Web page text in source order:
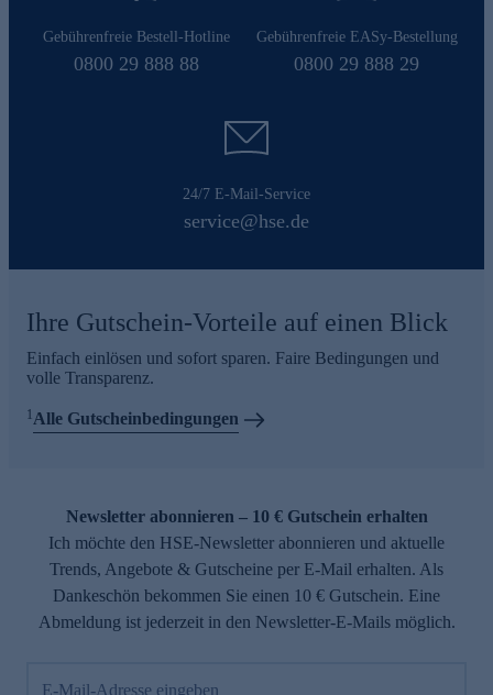
Gebührenfreie Bestell-Hotline
0800 29 888 88
Gebührenfreie EASy-Bestellung
0800 29 888 29
24/7 E-Mail-Service
service@hse.de
Ihre Gutschein-Vorteile auf einen Blick
Einfach einlösen und sofort sparen. Faire Bedingungen und
volle Transparenz.
1Alle Gutscheinbedingungen
Newsletter abonnieren – 10 € Gutschein erhalten
Ich möchte den HSE-Newsletter abonnieren und aktuelle
Trends, Angebote & Gutscheine per E-Mail erhalten. Als
Dankeschön bekommen Sie einen 10 € Gutschein. Eine
Abmeldung ist jederzeit in den Newsletter-E-Mails möglich.
E-Mail-Adresse eingeben